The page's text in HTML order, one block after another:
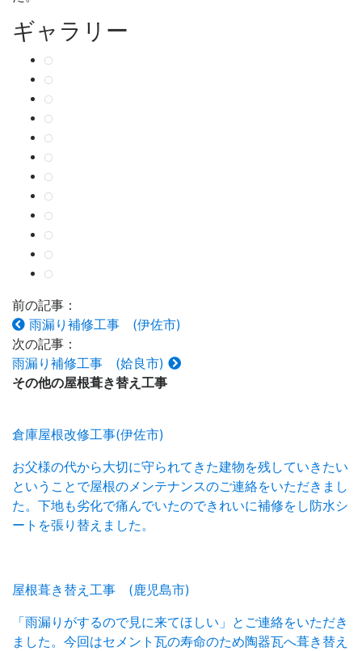
ギャラリー
前の記事：
雨漏り補修工事 (伊佐市)
次の記事：
雨漏り補修工事 (姶良市)
その他の屋根葺き替え工事
倉庫屋根改修工事(伊佐市)
お父様の代から大切に守られてきた建物を残していきたい
ということで屋根のメンテナンスのご連絡をいただきまし
た。下地も劣化で痛んでいたのできれいに補修をし防水シ
ートを張り替えました。
屋根葺き替え工事 (鹿児島市)
「雨漏りがするので見に来てほしい」とご連絡をいただき
ました。今回はセメント瓦の寿命のため陶器瓦へ葺き替え